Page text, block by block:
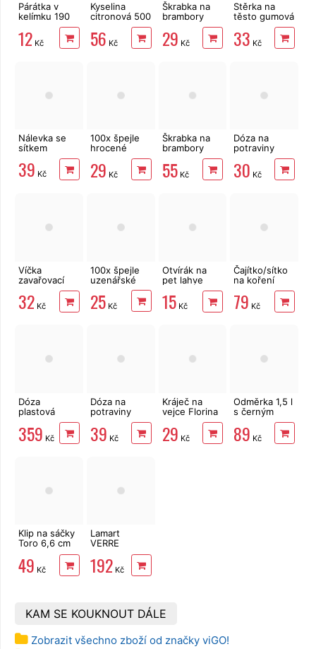
Párátka v
kelímku 190
12 Kč
Kyselina
citronová 500
56 Kč
Škrabka na
brambory
UH/nerez
pravá
29 Kč
Stěrka na
těsto gumová
33 Kč
Nálevka se
sítkem
39 Kč
100x špejle
hrocené
29 Kč
Škrabka na
brambory
Akcent
55Kč
Dóza na
potraviny
LUX šedá
čtvercová
nízká 550 ml
30 Kč
Víčka
zavařovací
Twist 82, 10
ks
šroub.sklen.
32 Kč
100x špejle
uzenářské
25Kč
Otvírák na
pet lahve
15Kč
Čajítko/sítko
na koření
nerez průměr
6,5 cm
79 Kč
Dóza
plastová
patra s uchy
359 Kč
Dóza na
potraviny
LUX šedá
čtvercová
střední 1250
39 Kč
Kráječ na
vejce Florina
29 Kč
Odměrka 1,5 l
s černým
89 Kč
Klip na sáčky
Toro 6,6 cm
sada 4 ks
49 Kč
Lamart
VERRE
čajová černá
1,5l LT7027
192 Kč
KAM SE KOUKNOUT DÁLE
Zobrazit všechno zboží od značky viGO!